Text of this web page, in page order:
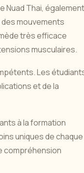
Nuad Thai, également
mouvements
très efficace
musculaires.
Les
et de la
à la formation
uniques de chaque
compréhension